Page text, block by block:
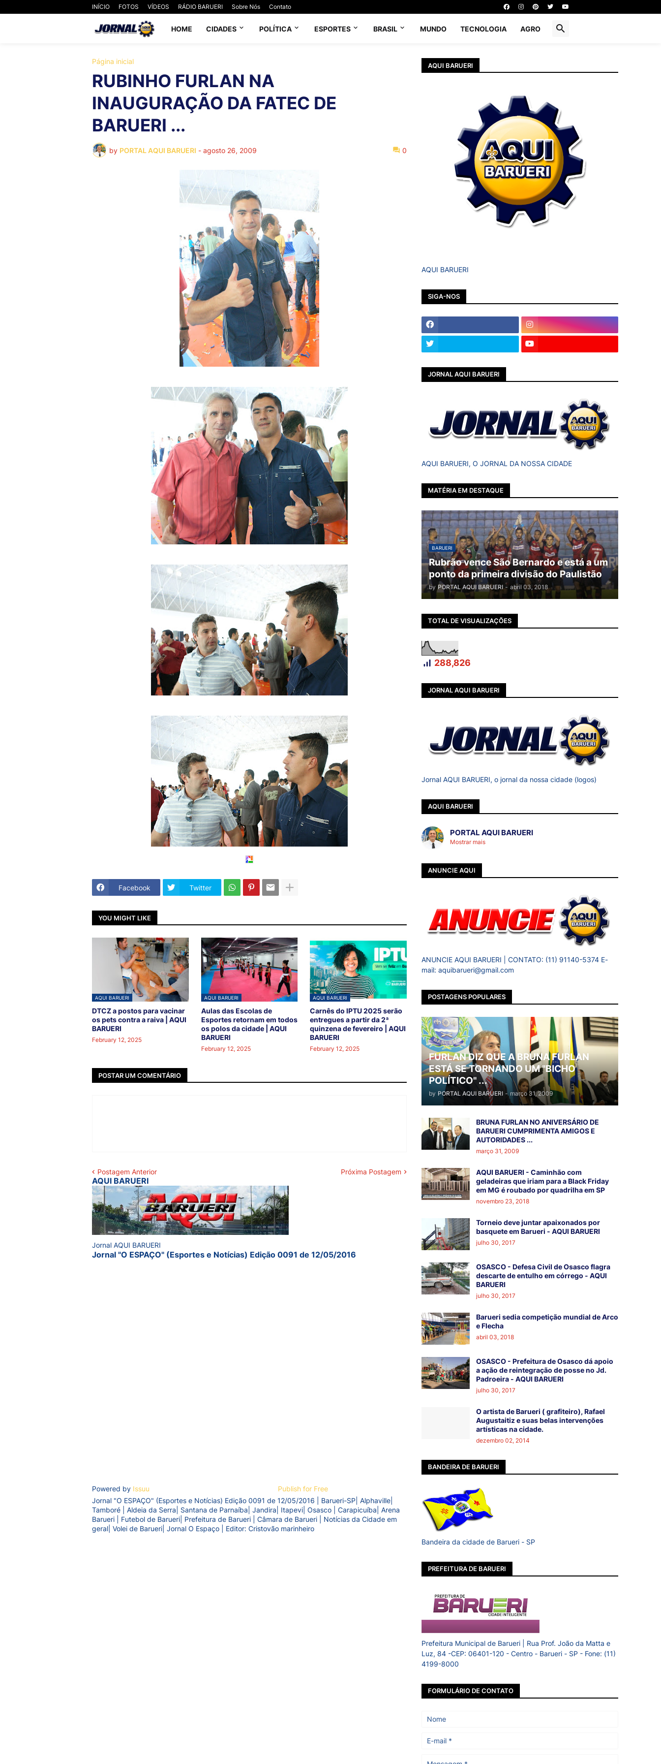
INÍCIO FOTOS VÍDEOS RÁDIO BARUERI Sobre Nós Contato
HOME CIDADES POLÍTICA ESPORTES BRASIL MUNDO TECNOLOGIA AGRO
Página inicial
RUBINHO FURLAN NA
INAUGURAÇÃO DA FATEC DE
BARUERI ...
by PORTAL AQUI BARUERI - agosto 26, 2009 0
Facebook Twitter
YOU MIGHT LIKE
AQUI BARUERI
DTCZ a postos para vacinar
os pets contra a raiva | AQUI
BARUERI
February 12, 2025
AQUI BARUERI
Aulas das Escolas de
Esportes retornam em todos
os polos da cidade | AQUI
BARUERI
February 12, 2025
AQUI BARUERI
Carnês do IPTU 2025 serão
entregues a partir da 2ª
quinzena de fevereiro | AQUI
BARUERI
February 12, 2025
POSTAR UM COMENTÁRIO
Postagem Anterior Próxima Postagem
AQUI BARUERI
Jornal AQUI BARUERI
Jornal "O ESPAÇO" (Esportes e Notícias) Edição 0091 de 12/05/2016
Powered by Issuu
Publish for Free
Jornal "O ESPAÇO" (Esportes e Notícias) Edição 0091 de 12/05/2016 | Barueri-SP| Alphaville|
Tamboré | Aldeia da Serra| Santana de Parnaíba| Jandira| Itapevi| Osasco | Carapicuíba| Arena
Barueri | Futebol de Barueri| Prefeitura de Barueri | Câmara de Barueri | Notícias da Cidade em
geral| Volei de Barueri| Jornal O Espaço | Editor: Cristovão marinheiro
AQUI BARUERI
AQUI BARUERI
SIGA-NOS
JORNAL AQUI BARUERI
AQUI BARUERI, O JORNAL DA NOSSA CIDADE
MATÉRIA EM DESTAQUE
BARUERI
Rubrão vence São Bernardo e está a um
ponto da primeira divisão do Paulistão
by PORTAL AQUI BARUERI - abril 03, 2018
TOTAL DE VISUALIZAÇÕES
288,826
JORNAL AQUI BARUERI
Jornal AQUI BARUERI, o jornal da nossa cidade (logos)
AQUI BARUERI
PORTAL AQUI BARUERI
Mostrar mais
ANUNCIE AQUI
ANUNCIE AQUI BARUERI | CONTATO: (11) 91140-5374 E-
mail: aquibarueri@gmail.com
POSTAGENS POPULARES
FURLAN DIZ QUE A BRUNA FURLAN
ESTÁ SE TORNANDO UM "BICHO
POLÍTICO" ...
by PORTAL AQUI BARUERI - março 31, 2009
BRUNA FURLAN NO ANIVERSÁRIO DE
BARUERI CUMPRIMENTA AMIGOS E
AUTORIDADES ...
março 31, 2009
AQUI BARUERI - Caminhão com
geladeiras que iriam para a Black Friday
em MG é roubado por quadrilha em SP
novembro 23, 2018
Torneio deve juntar apaixonados por
basquete em Barueri - AQUI BARUERI
julho 30, 2017
OSASCO - Defesa Civil de Osasco flagra
descarte de entulho em córrego - AQUI
BARUERI
julho 30, 2017
Barueri sedia competição mundial de Arco
e Flecha
abril 03, 2018
OSASCO - Prefeitura de Osasco dá apoio
a ação de reintegração de posse no Jd.
Padroeira - AQUI BARUERI
julho 30, 2017
O artista de Barueri ( grafiteiro), Rafael
Augustaitiz e suas belas intervenções
artísticas na cidade.
dezembro 02, 2014
BANDEIRA DE BARUERI
Bandeira da cidade de Barueri - SP
PREFEITURA DE BARUERI
Prefeitura Municipal de Barueri | Rua Prof. João da Matta e
Luz, 84 -CEP: 06401-120 - Centro - Barueri - SP - Fone: (11)
4199-8000
FORMULÁRIO DE CONTATO